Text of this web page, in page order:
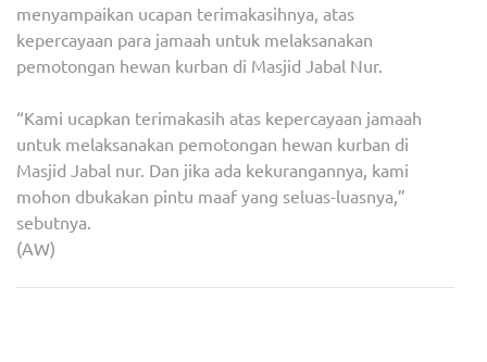
menyampaikan ucapan terimakasihnya, atas
kepercayaan para jamaah untuk melaksanakan
pemotongan hewan kurban di Masjid Jabal Nur.
“Kami ucapkan terimakasih atas kepercayaan jamaah
untuk melaksanakan pemotongan hewan kurban di
Masjid Jabal nur. Dan jika ada kekurangannya, kami
mohon dbukakan pintu maaf yang seluas-luasnya,”
sebutnya.
(AW)